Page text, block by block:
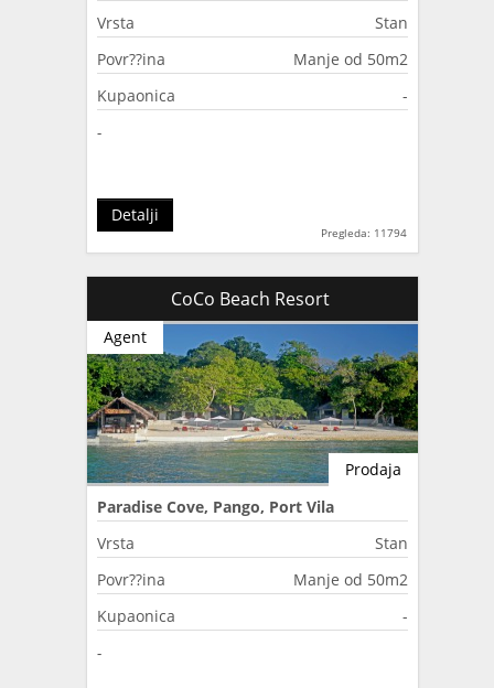
Vrsta
Stan
Povr??ina
Manje od 50m2
Kupaonica
-
-
Pregleda: 11794
Detalji
CoCo Beach Resort
Prodaja
Agent
Paradise Cove, Pango, Port Vila
Vrsta
Stan
Povr??ina
Manje od 50m2
Kupaonica
-
-